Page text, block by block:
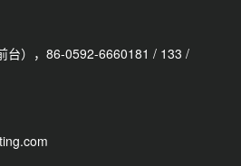
台），86-0592-6660181 / 133 /